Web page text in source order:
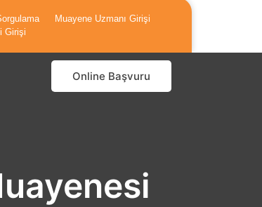
Muayene Uzmanı Girişi
Girişi
Online Başvuru